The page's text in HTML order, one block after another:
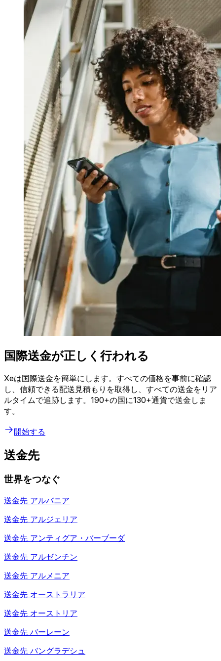
国際送金が正しく行われる
Xeは国際送金を簡単にします。すべての価格を事前に確認
し、信頼できる配送見積もりを取得し、すべての送金をリア
ルタイムで追跡します。190+の国に130+通貨で送金しま
す。
開始する
送金先
世界をつなぐ
送金先 アルバニア
送金先 アルジェリア
送金先 アンティグア・バーブーダ
送金先 アルゼンチン
送金先 アルメニア
送金先 オーストラリア
送金先 オーストリア
送金先 バーレーン
送金先 バングラデシュ